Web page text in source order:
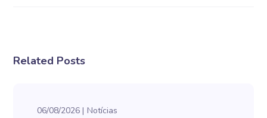
Related Posts
06/08/2026 Notícias